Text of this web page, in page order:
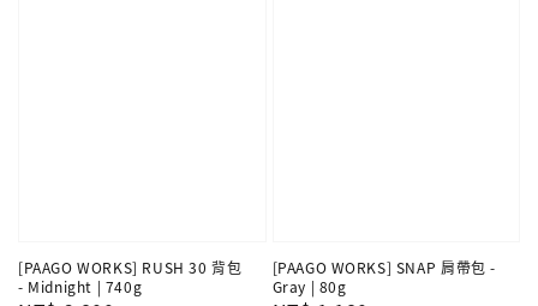
[PAAGO WORKS] RUSH 30 背包
- Midnight | 740g
[PAAGO WORKS] SNAP 肩帶包 -
Gray | 80g